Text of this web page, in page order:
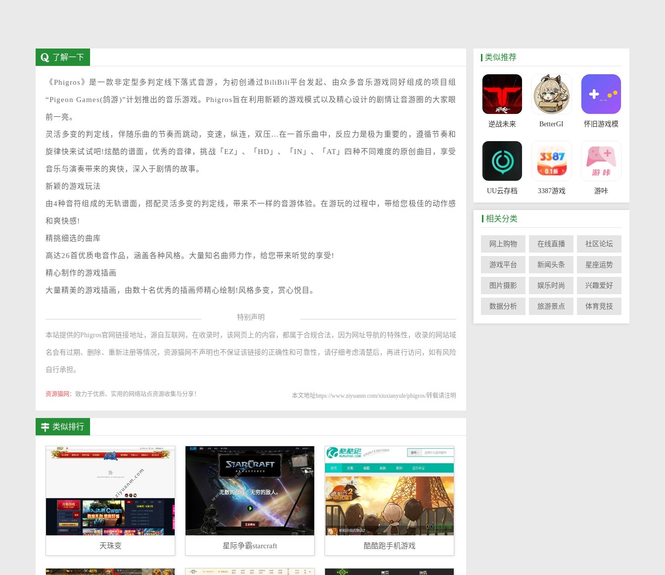
了解一下
《Phigros》是一款非定型多判定线下落式音游，为初创通过BiliBili平台发起、由众多音乐游戏同好组成的项目组
“Pigeon Games(鸽游)”计划推出的音乐游戏。Phigros旨在利用新颖的游戏模式以及精心设计的剧情让音游圈的大家眼
前一亮。
灵活多变的判定线，伴随乐曲的节奏而跳动，变速，纵连，双压…在一首乐曲中，反应力是极为重要的，遵循节奏和
旋律快来试试吧!炫酷的谱面，优秀的音律，挑战「EZ」、「HD」、「IN」、「AT」四种不同难度的原创曲目，享受
音乐与演奏带来的爽快，深入于剧情的故事。
新颖的游戏玩法
由4种音符组成的无轨谱面，搭配灵活多变的判定线，带来不一样的音游体验。在游玩的过程中，带给您极佳的动作感
和爽快感!
精挑细选的曲库
高达26首优质电音作品，涵盖各种风格。大量知名曲师力作，给您带来听觉的享受!
精心制作的游戏插画
大量精美的游戏插画，由数十名优秀的插画师精心绘制!风格多变，赏心悦目。
特别声明
本站提供的Phigros官网链接地址，源自互联网，在收录时，该网页上的内容，都属于合规合法，因为网址导航的特殊性，收录的网站域
名会有过期、删除、重新注册等情况，资源猫网不声明也不保证该链接的正确性和可靠性，请仔细考虑清楚后，再进行访问，如有风险
自行承担。
资源猫网： 致力于优质、实用的网络站点资源收集与分享！ 本文地址https://www.ziyuanm.com/xiuxianyule/phigros/转载请注明
类似排行
天珠变 星际争霸starcraft 酷酷跑手机游戏
类似推荐
逆战未来 BetterGI 怀旧游戏模
UU云存档 3387游戏 游咔
SatPixel 物华弥新
相关分类
网上购物 在线直播 社区论坛
游戏平台 新闻头条 星座运势
图片摄影 娱乐时尚 兴趣爱好
数据分析 旅游景点 体育竞技